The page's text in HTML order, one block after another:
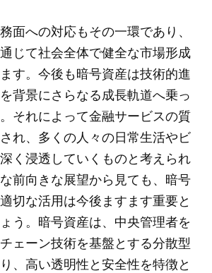
面への対応もその一環であり、
じて社会全体で健全な市場形成
す。今後も暗号資産は技術的進
背景にさらなる成長軌道へ乗っ
それによって金融サービスの質
れ、多くの人々の日常生活やビ
く浸透していくものと考えられ
前向きな展望から見ても、暗号
切な活用は今後ますます重要と
う。暗号資産は、中央管理者を
ェーン技術を基盤とする分散型
、高い透明性と安全性を特徴と